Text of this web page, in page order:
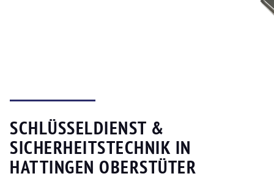
SCHLÜSSELDIENST &
SICHERHEITSTECHNIK IN
HATTINGEN OBERSTÜTER